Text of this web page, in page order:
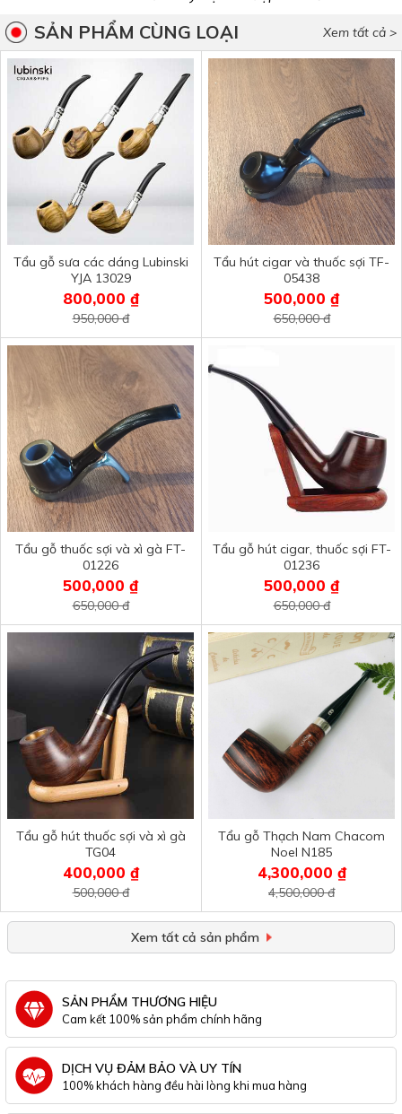
Xem tất cả >
SẢN PHẨM CÙNG LOẠI
Tẩu gỗ sưa các dáng Lubinski
YJA 13029
800,000 ₫
950,000 đ
Tẩu hút cigar và thuốc sợi TF-
05438
500,000 ₫
650,000 đ
Tẩu gỗ thuốc sợi và xì gà FT-
01226
500,000 ₫
650,000 đ
Tẩu gỗ hút cigar, thuốc sợi FT-
01236
500,000 ₫
650,000 đ
Tẩu gỗ hút thuốc sợi và xì gà
TG04
400,000 ₫
500,000 đ
Tẩu gỗ Thạch Nam Chacom
Noel N185
4,300,000 ₫
4,500,000 đ
Xem tất cả sản phẩm
SẢN PHẨM THƯƠNG HIỆU
Cam kết 100% sản phẩm chính hãng
DỊCH VỤ ĐẢM BẢO VÀ UY TÍN
100% khách hàng đều hài lòng khi mua hàng